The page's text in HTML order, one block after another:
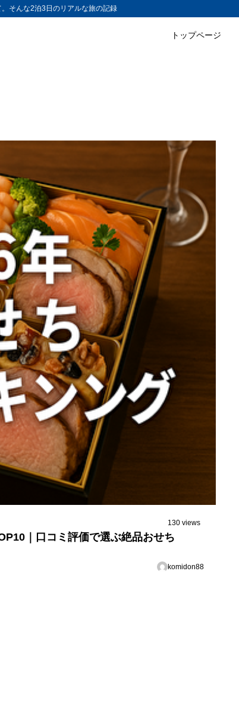
そんな2泊3日のリアルな旅の記録
トップページ
130 views
｜口コミ評価で選ぶ絶品おせち
komidon88